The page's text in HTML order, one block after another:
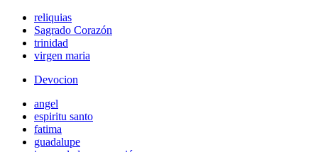
reliquias
Sagrado Corazón
trinidad
virgen maria
Devocion
angel
espiritu santo
fatima
guadalupe